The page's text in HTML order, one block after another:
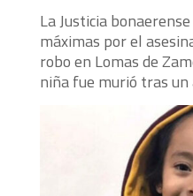
La Justicia
máximas por el
robo en Lomas de
niña fue murió tras un